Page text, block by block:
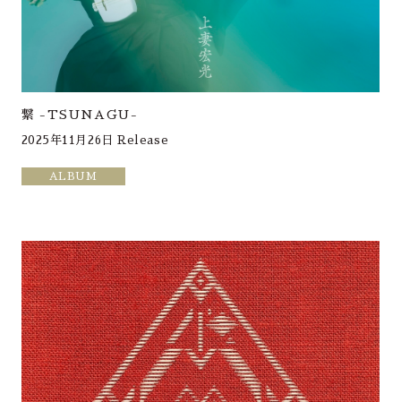
繋 -TSUNAGU-
2025年11月26日 Release
ALBUM